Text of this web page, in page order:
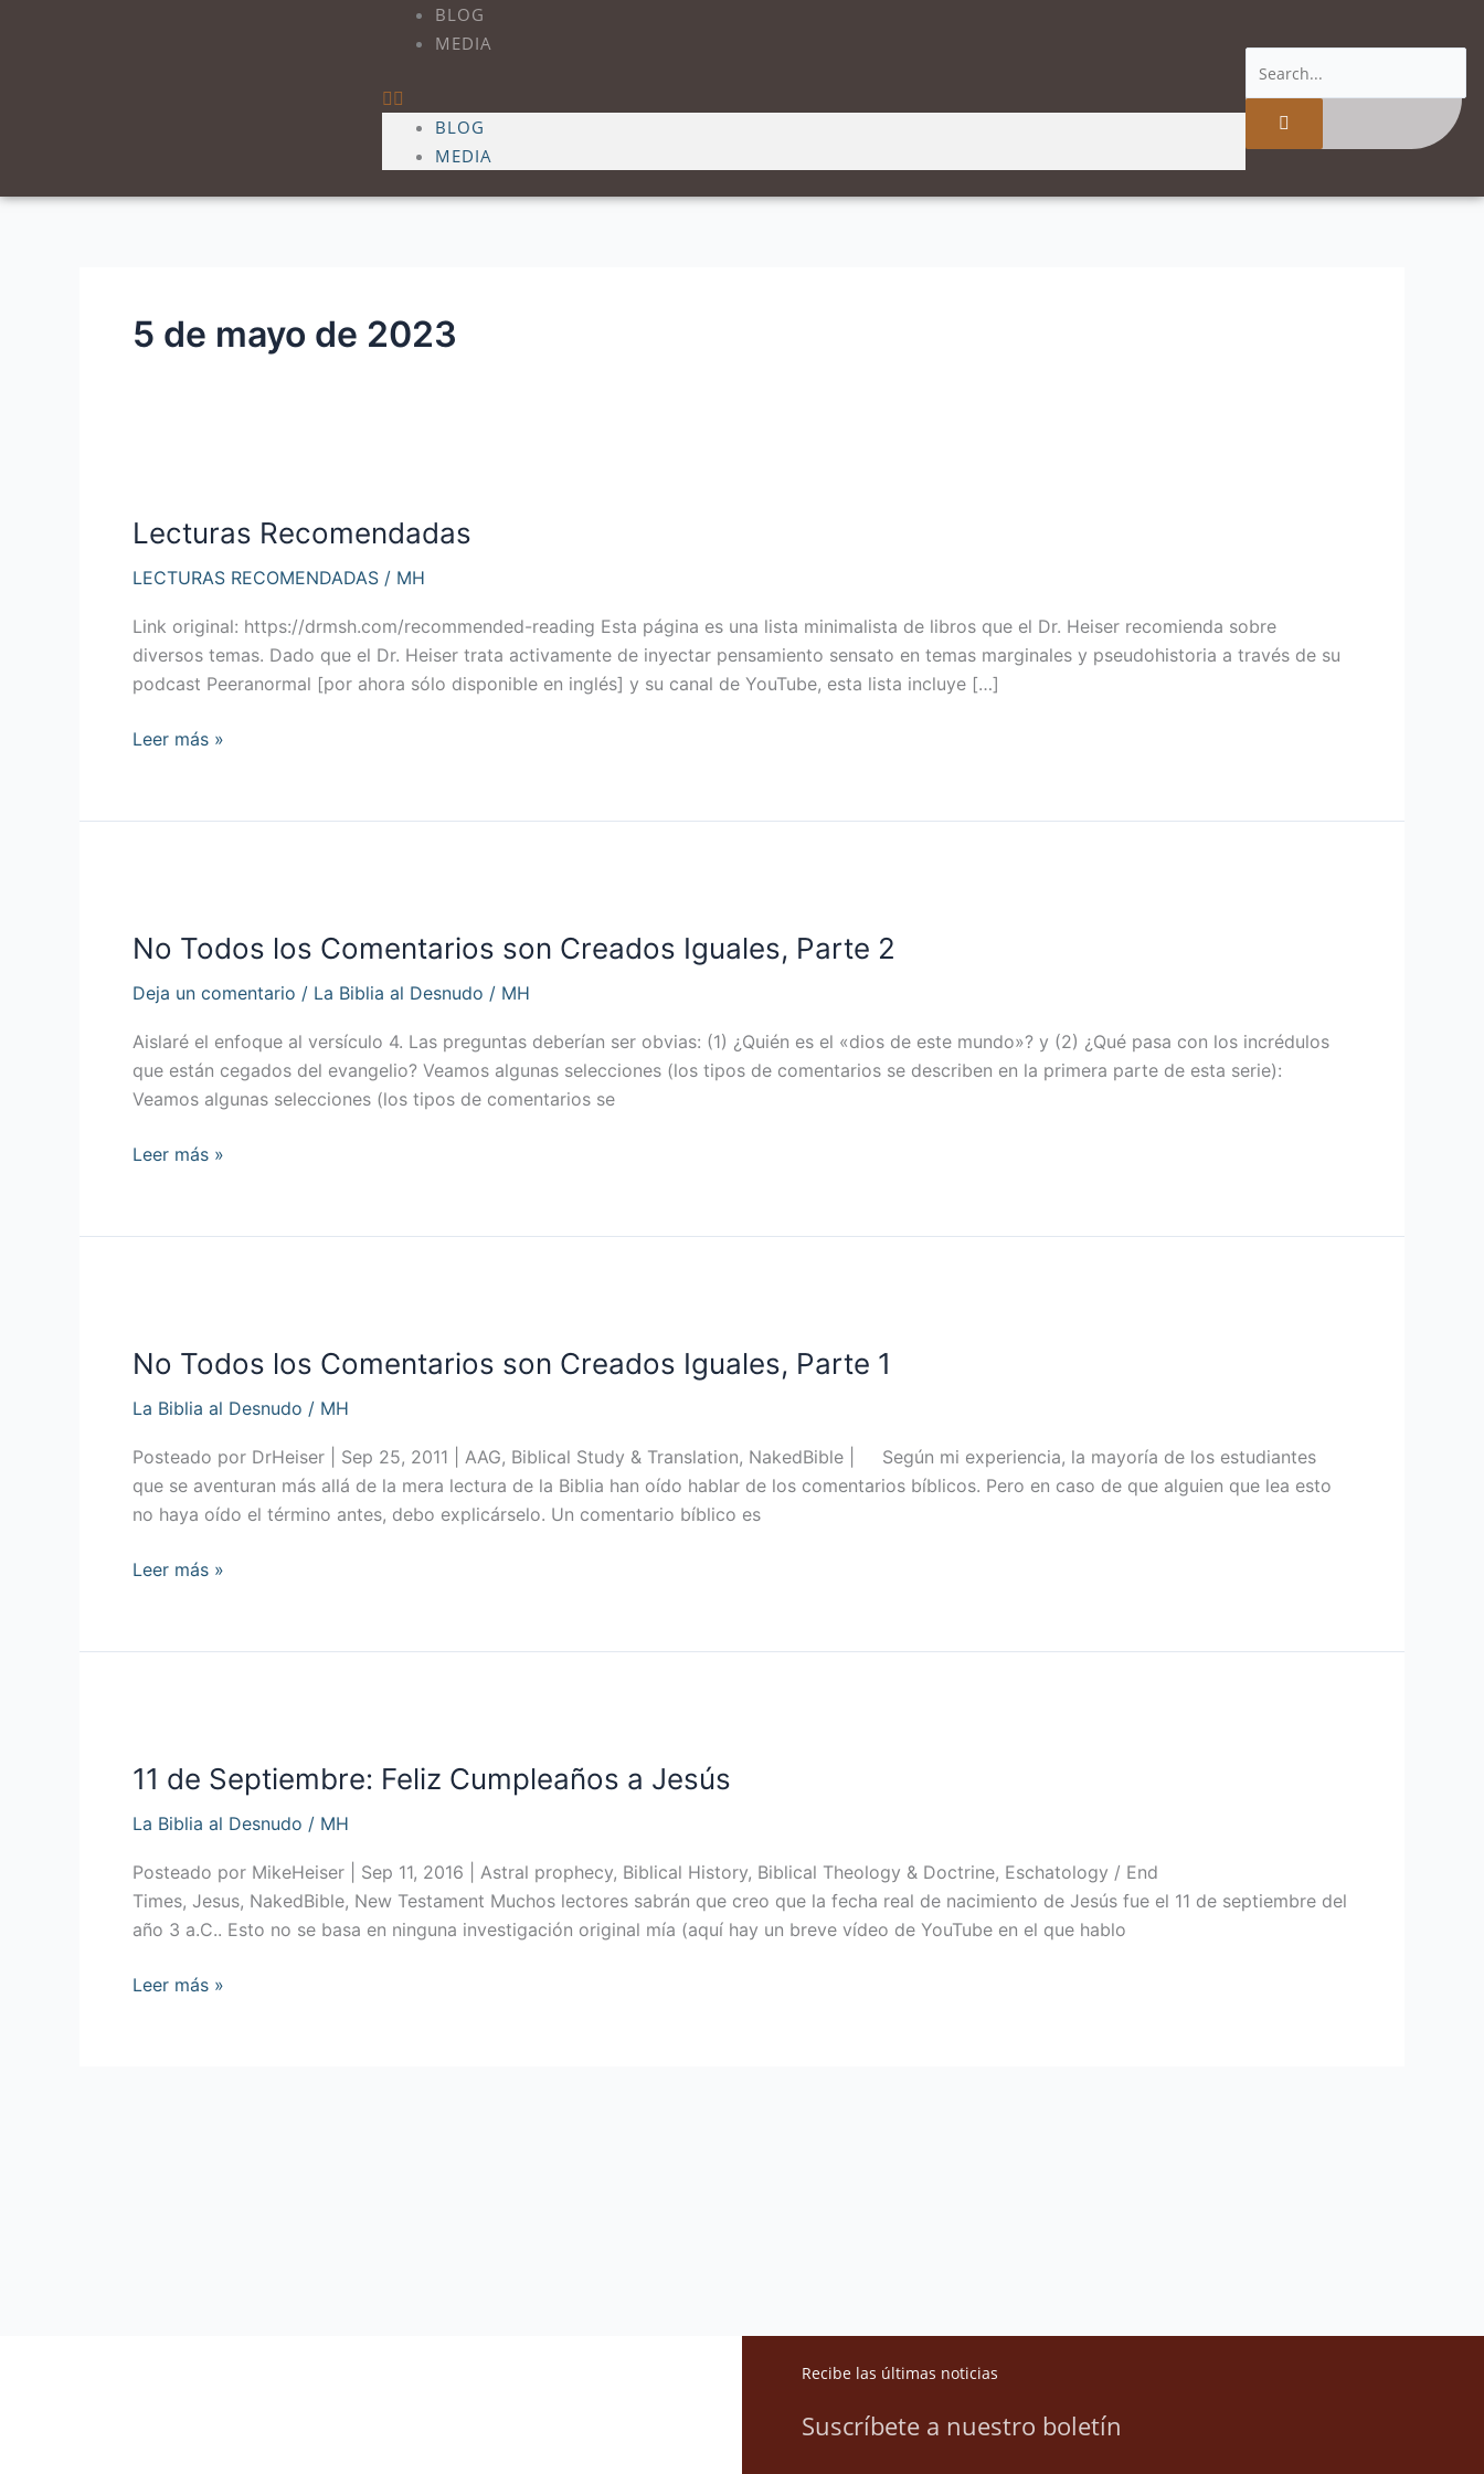
BLOG
MEDIA
BLOG
MEDIA
5 de mayo de 2023
Lecturas Recomendadas
LECTURAS RECOMENDADAS / MH
Link original: https://drmsh.com/recommended-reading Esta página es una lista minimalista de libros que el Dr. Heiser recomienda sobre
diversos temas. Dado que el Dr. Heiser trata activamente de inyectar pensamiento sensato en temas marginales y pseudohistoria a través de su
podcast Peeranormal [por ahora sólo disponible en inglés] y su canal de YouTube, esta lista incluye […]
Leer más »
No Todos los Comentarios son Creados Iguales, Parte 2
Deja un comentario / La Biblia al Desnudo / MH
Aislaré el enfoque al versículo 4. Las preguntas deberían ser obvias: (1) ¿Quién es el «dios de este mundo»? y (2) ¿Qué pasa con los incrédulos
que están cegados del evangelio? Veamos algunas selecciones (los tipos de comentarios se describen en la primera parte de esta serie):
Veamos algunas selecciones (los tipos de comentarios se
los
son
Creados
Iguales,
Parte
Leer más »
No Todos los Comentarios son Creados Iguales, Parte 1
La Biblia al Desnudo / MH
Posteado por DrHeiser | Sep 25, 2011 | AAG, Biblical Study & Translation, NakedBible | Según mi experiencia, la mayoría de los estudiantes
que se aventuran más allá de la mera lectura de la Biblia han oído hablar de los comentarios bíblicos. Pero en caso de que alguien que lea esto
no haya oído el término antes, debo explicárselo. Un comentario bíblico es
los
son
Creados
Parte
Leer más »
11 de Septiembre: Feliz Cumpleaños a Jesús
La Biblia al Desnudo / MH
Posteado por MikeHeiser | Sep 11, 2016 | Astral prophecy, Biblical History, Biblical Theology & Doctrine, Eschatology / End
Times, Jesus, NakedBible, New Testament Muchos lectores sabrán que creo que la fecha real de nacimiento de Jesús fue el 11 de septiembre del
año 3 a.C.. Esto no se basa en ninguna investigación original mía (aquí hay un breve vídeo de YouTube en el que hablo
Septiembre:
Cumpleaños
a
Jesús
Leer más »
Recibe las últimas noticias
Suscríbete a nuestro boletín